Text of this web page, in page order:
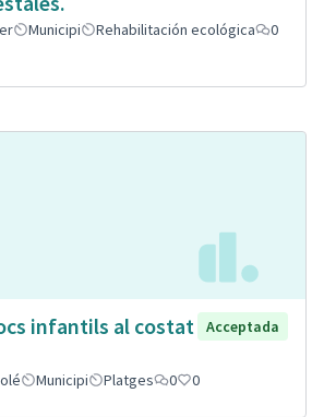
Municipi Rehabilitación ecológica
0
infantils al costat
Acceptada
Municipi Platges 0 0